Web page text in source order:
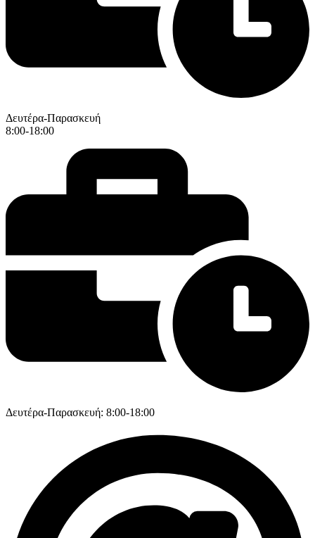
Δευτέρα-Παρασκευή
8:00-18:00
Δευτέρα-Παρασκευή: 8:00-18:00